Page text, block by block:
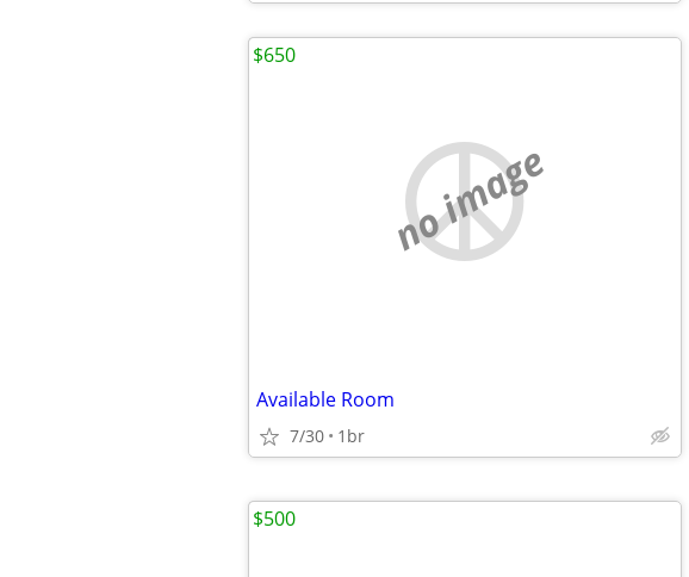
no image
Available Room
7/30 1br
$650
$500